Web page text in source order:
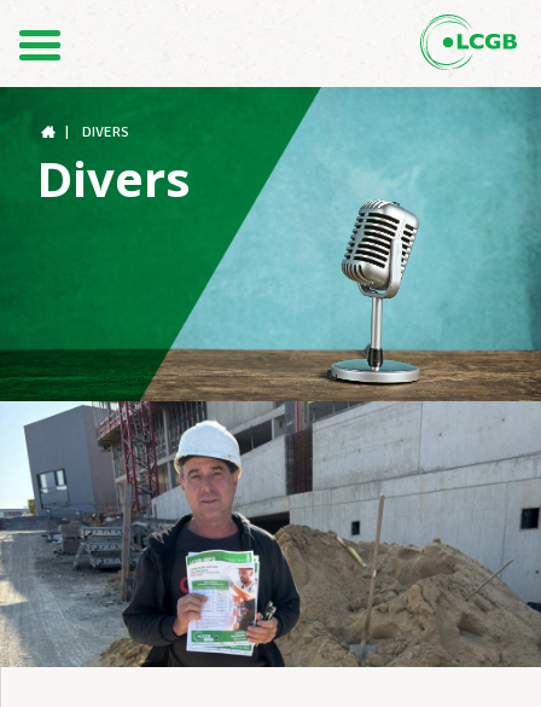
DE
Structures syndicales
Assistance au Travail
Vos droits
Assistance en vie privée
DIVERS
Divers